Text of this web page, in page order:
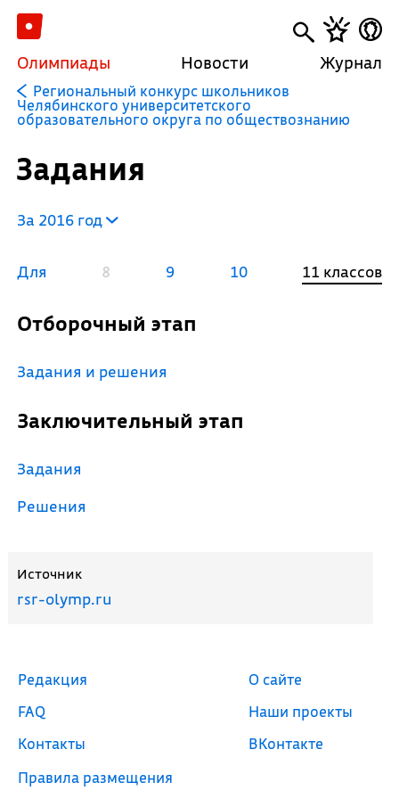
Олимпиады Новости Журнал
Региональный конкурс школьников
Челябинского университетского
образовательного округа по обществознанию
Задания
За 2016 год
Для 8 9 10 11 классов
Отборочный этап
Задания и решения
Заключительный этап
Задания
Решения
Источник
rsr-olymp.ru
Редакция
FAQ
Контакты
Правила размещения
О сайте
Наши проекты
ВКонтакте